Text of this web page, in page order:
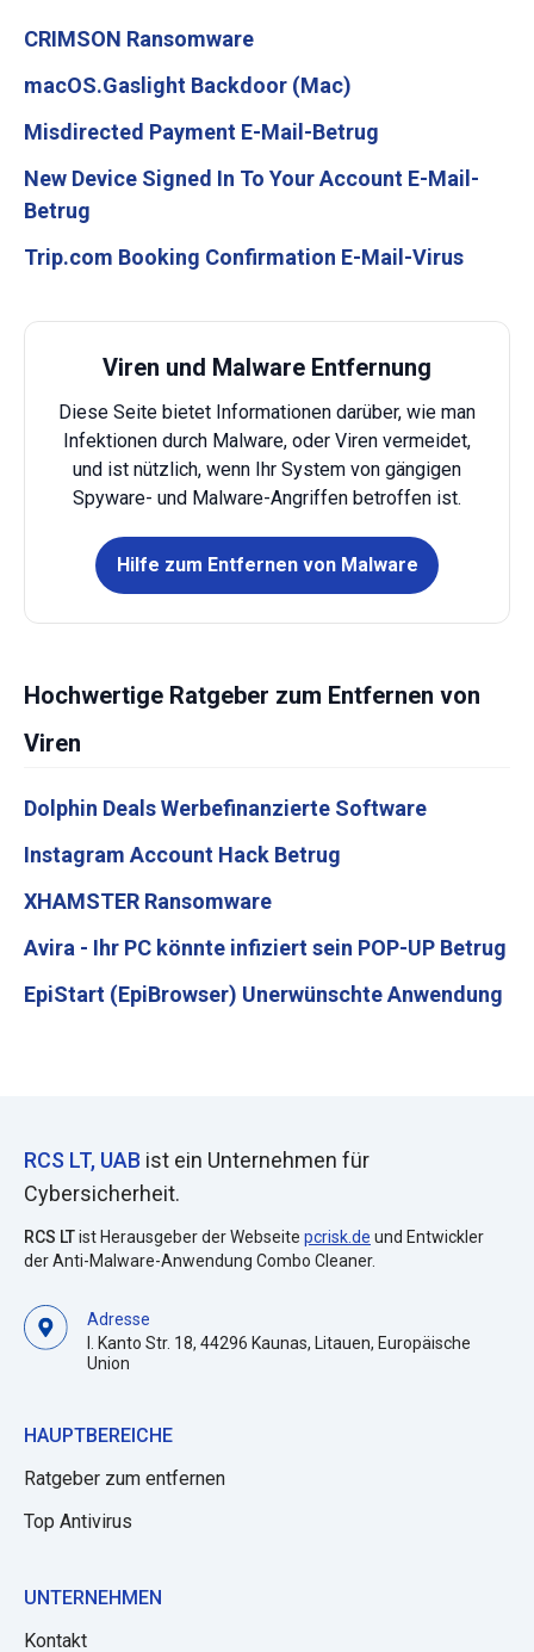
CRIMSON Ransomware
macOS.Gaslight Backdoor (Mac)
Misdirected Payment E-Mail-Betrug
New Device Signed In To Your Account E-Mail-
Betrug
Trip.com Booking Confirmation E-Mail-Virus
Viren und Malware Entfernung
Diese Seite bietet Informationen darüber, wie man
Infektionen durch Malware, oder Viren vermeidet,
und ist nützlich, wenn Ihr System von gängigen
Spyware- und Malware-Angriffen betroffen ist.
Hilfe zum Entfernen von Malware
Hochwertige Ratgeber zum Entfernen von
Viren
Dolphin Deals Werbefinanzierte Software
Instagram Account Hack Betrug
XHAMSTER Ransomware
Avira - Ihr PC könnte infiziert sein POP-UP Betrug
EpiStart (EpiBrowser) Unerwünschte Anwendung
RCS LT, UAB ist ein Unternehmen für
Cybersicherheit.
RCS LTist Herausgeber der Webseite pcrisk.de und Entwickler
der Anti-Malware-Anwendung Combo Cleaner.
Adresse
I. Kanto Str. 18, 44296 Kaunas, Litauen, Europäische
Union
HAUPTBEREICHE
Ratgeber zum entfernen
Top Antivirus
UNTERNEHMEN
Kontakt